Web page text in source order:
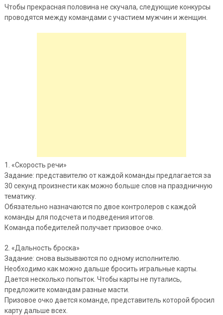
Чтобы прекрасная половина не скучала, следующие конкурсы
проводятся между командами с участием мужчин и женщин.
1. «Скорость речи»
Задание: представителю от каждой команды предлагается за
30 секунд произнести как можно больше слов на праздничную
тематику.
Обязательно назначаются по двое контролеров с каждой
команды для подсчета и подведения итогов.
Команда победителей получает призовое очко.
2. «Дальность броска»
Задание: снова вызываются по одному исполнителю.
Необходимо как можно дальше бросить игральные карты.
Дается несколько попыток. Чтобы карты не путались,
предложите командам разные масти.
Призовое очко дается команде, представитель которой бросил
карту дальше всех.